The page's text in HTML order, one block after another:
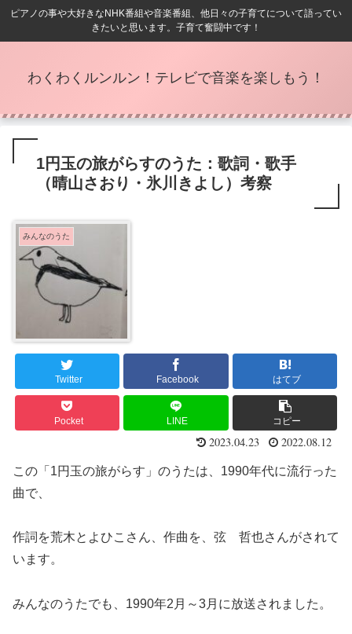
ピアノの事や大好きなNHK番組や音楽番組、他日々の子育てについて語ってい
きたいと思います。子育て奮闘中です！
わくわくルンルン！テレビで音楽を楽しもう！
1円玉の旅がらすのうた：歌詞・歌手
（晴山さおり・氷川きよし）考察
みんなのうた
Twitter Facebook はてブ
Pocket LINE コピー
2023.04.23 2022.08.12
この「1円玉の旅がらす」のうたは、1990年代に流行った
曲で、
作詞を荒木とよひこさん、作曲を、弦 哲也さんがされて
います。
みんなのうたでも、1990年2月～3月に放送されました。